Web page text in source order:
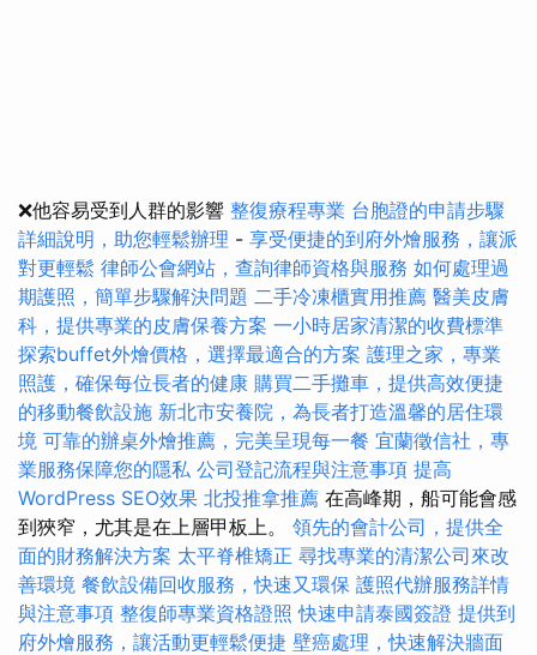
❌他容易受到人群的影響 整復療程專業 台胞證的申請步驟
詳細說明，助您輕鬆辦理 - 享受便捷的到府外燴服務，讓派
對更輕鬆 律師公會網站，查詢律師資格與服務 如何處理過
期護照，簡單步驟解決問題 二手冷凍櫃實用推薦 醫美皮膚
科，提供專業的皮膚保養方案 一小時居家清潔的收費標準
探索buffet外燴價格，選擇最適合的方案 護理之家，專業
照護，確保每位長者的健康 購買二手攤車，提供高效便捷
的移動餐飲設施 新北市安養院，為長者打造溫馨的居住環
境 可靠的辦桌外燴推薦，完美呈現每一餐 宜蘭徵信社，專
業服務保障您的隱私 公司登記流程與注意事項 提高
WordPress SEO效果 北投推拿推薦 在高峰期，船可能會感
到狹窄，尤其是在上層甲板上。 領先的會計公司，提供全
面的財務解決方案 太平脊椎矯正 尋找專業的清潔公司來改
善環境 餐飲設備回收服務，快速又環保 護照代辦服務詳情
與注意事項 整復師專業資格證照快速申請泰國簽證 提供到
府外燴服務，讓活動更輕鬆便捷 壁癌處理，快速解決牆面